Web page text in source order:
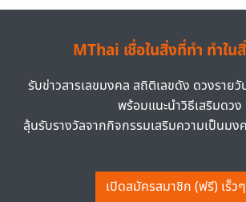
MThai เชื่อในสิ่งที่ทำ ทำใน
รับข่าวสารเลขมงคล สถิติเลขดัง ดวงราย
พร้อมแนะนำวิธีเสริมดวง
ลุ้นรับรางวัลจากกิจกรรมเสริมความเป็นมง
เปิดสมัครสมาชิก (ฟรี) เร็ว